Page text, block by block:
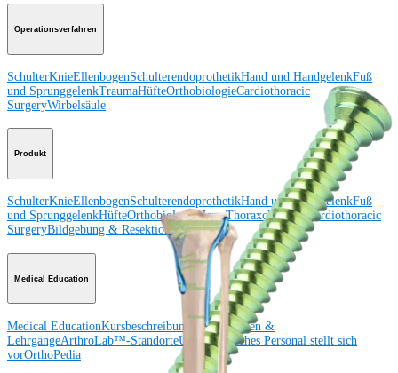
Operationsverfahren
SchulterKnieEllenbogenSchulterendoprothetikHand und HandgelenkFuß
und SprunggelenkTraumaHüfteOrthobiologieCardiothoracic
SurgeryWirbelsäule
Produkt
SchulterKnieEllenbogenSchulterendoprothetikHand und HandgelenkFuß
und SprunggelenkHüfteOrthobiologieHerz-Thoraxchirurgie Cardiothoracic
SurgeryBildgebung & Resektion
Medical Education
Medical EducationKursbeschreibungen
Schulungen &
LehrgängeArthroLab™-StandorteUnser klinisches Personal stellt sich
vorOrthoPedia